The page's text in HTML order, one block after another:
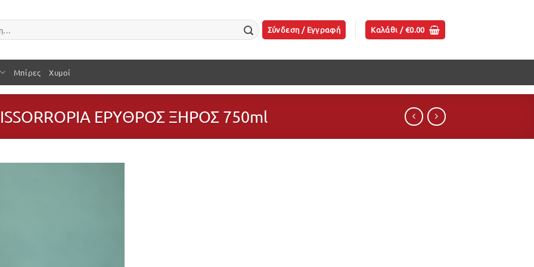
Σύνδεση / Εγγραφή Καλάθι /€0.00
Μπίρες Χυμοί
ISSORROPIA ΕΡΥΘΡΟΣ ΞΗΡΟΣ 750ml